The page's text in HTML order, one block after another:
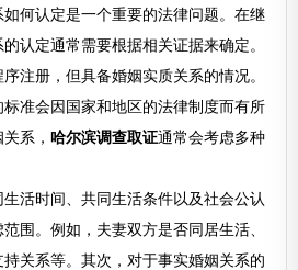
何认定是一个重要的法律问题。在继
认定通常需要根据相关证据来确定。
注册，但具备婚姻实质关系的情况。
准会因国家和地区的法律制度而有所
关系，哈尔滨调查取证通常会考虑多种
活时间、共同生活条件以及社会公认
围。例如，夫妻双方是否同居生活、
关系等。其次，对于事实婚姻关系的